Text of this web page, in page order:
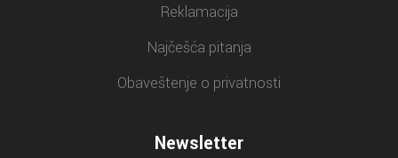
Reklamacija
Najčešća pitanja
Obaveštenje o privatnosti
Newsletter